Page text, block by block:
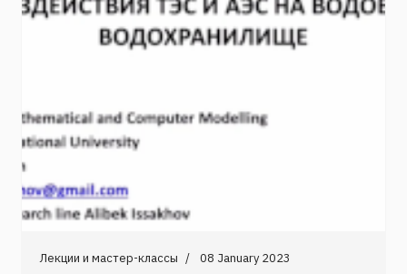
Лекции и мастер-классы 08 January 2023